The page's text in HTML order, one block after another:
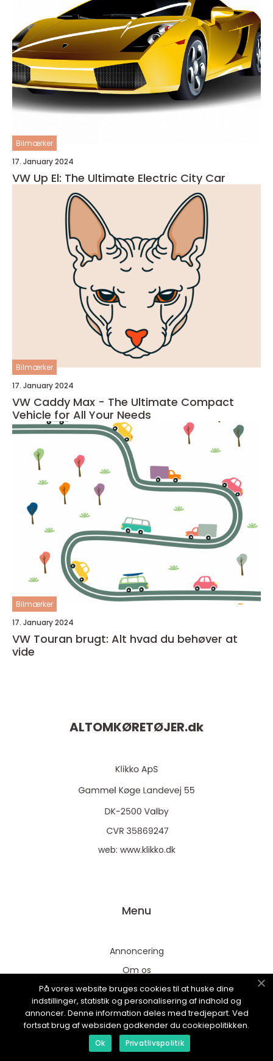
Bilmærker
17. January 2024
VW Up El: The Ultimate Electric City Car
Bilmærker
17. January 2024
VW Caddy Max - The Ultimate Compact
Vehicle for All Your Needs
Bilmærker
17. January 2024
VW Touran brugt: Alt hvad du behøver at
vide
ALTOMKØRETØJER.dk
web: www.klikko.dk
Menu
Annoncering
Om os
Cookies
Kontakt os
Sitemap
På vores website bruges cookies til at huske dine
indstillinger, statistik og personalisering af indhold og
annoncer. Denne information deles med tredjepart. Ved
fortsat brug af websiden godkender du cookiepolitikken.
Ok Privatlivspolitik